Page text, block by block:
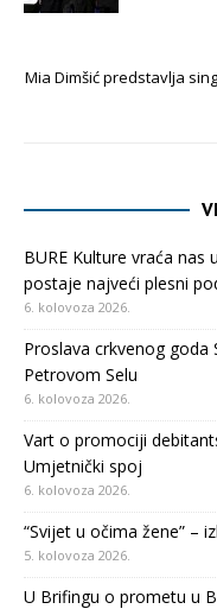
Mia Dimšić predstavlja
BURE Kulture vraća
postaje najveći plesni
6. kolovoza 2026.
Proslava crkvenog
Petrovom Selu
6. kolovoza 2026.
Vart o promociji
Umjetnički spoj
6. kolovoza 2026.
“Svijet u očima žene” –
5. kolovoza 2026.
U Brifingu o prometu u